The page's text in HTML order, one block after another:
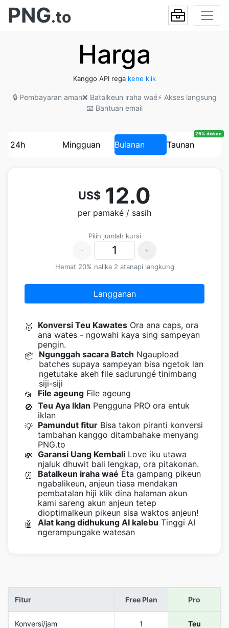
PNG.to
Harga
Kanggo API rega kene klik
🔒 Pembayaran aman❌ Batalkeun iraha waé⚡ Akses langsung
📧 Bantuan email
24h Mingguan Bulanan Taunan
25% diskon
US$ 12.0
per pamaké / sasih
Pilih jumlah kursi
-
+
Hemat 20% nalika 2 atanapi langkung
Langganan
🥇 Konversi Teu Kawates Ora ana caps, ora
ana wates - ngowahi kaya sing sampeyan
pengin.
📦 Ngunggah sacara Batch Ngaupload
batches supaya sampeyan bisa ngetok lan
ngetutake akeh file sadurungé tinimbang
siji-siji
📂
File ageung File ageung
🚫 Teu Aya Iklan Pengguna PRO ora entuk
iklan
💡 Pamundut fitur Bisa takon piranti konversi
tambahan kanggo ditambahake menyang
PNG.to
💸 Garansi Uang Kembali Love iku utawa
njaluk dhuwit bali lengkap, ora pitakonan.
⏰
Batalkeun iraha waé Éta gampang pikeun
ngabalikeun, anjeun tiasa mendakan
pembatalan hiji klik dina halaman akun
kami sareng akun anjeun tetep
dioptimalkeun pikeun sisa waktos anjeun!
🤖
Alat kang didhukung AI kalebu Tinggi AI
ngerampungake watesan
Fitur Free Plan Pro
Konversi/jam 1
Teu